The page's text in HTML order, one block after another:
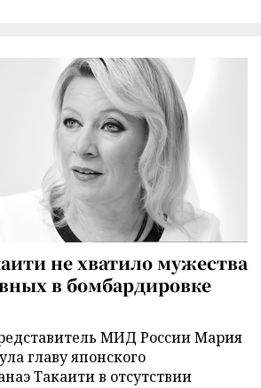
не хватило мужества
в бомбардировке
МИД России Мария
главу японского
Такаити в отсутствии